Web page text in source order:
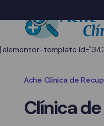
[elementor-template
Ache Clínica de
Clínica